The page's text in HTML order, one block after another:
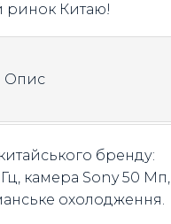
ринок Китаю!
Опис
бренду:
камера Sony 50 Мп,
охолодження.